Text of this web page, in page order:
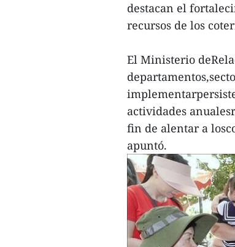
destacan el
recursos de los
El Ministerio
actividades
fin de alentar a
apuntó.